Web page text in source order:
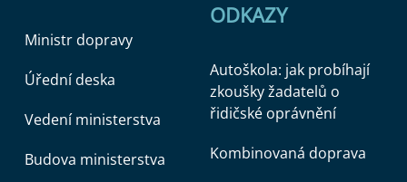
Ministr dopravy
Úřední deska
Vedení ministerstva
Budova ministerstva
ODKAZY
Autoškola: jak probíhají
zkoušky žadatelů o
řidičské oprávnění
Kombinovaná doprava